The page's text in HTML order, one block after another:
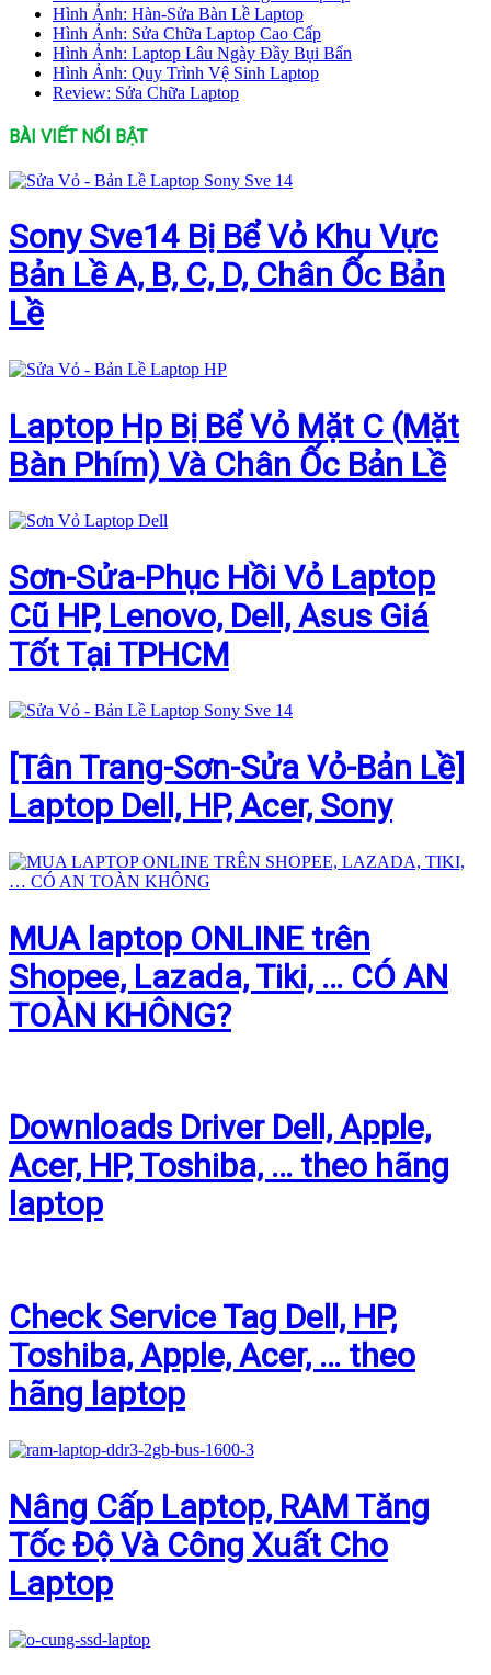
Hình Ảnh: Hàn-Sửa Bàn Lề Laptop
Hình Ảnh: Sửa Chữa Laptop Cao Cấp
Hình Ảnh: Laptop Lâu Ngày Đầy Bụi Bẩn
Hình Ảnh: Quy Trình Vệ Sinh Laptop
Review: Sửa Chữa Laptop
BÀI VIẾT NỔI BẬT
Sony Sve14 Bị Bể Vỏ Khu Vực
Bản Lề A, B, C, D, Chân Ốc Bản
Lề
Laptop Hp Bị Bể Vỏ Mặt C (Mặt
Bàn Phím) Và Chân Ốc Bản Lề
Sơn-Sửa-Phục Hồi Vỏ Laptop
Cũ HP, Lenovo, Dell, Asus Giá
Tốt Tại TPHCM
[Tân Trang-Sơn-Sửa Vỏ-Bản Lề]
Laptop Dell, HP, Acer, Sony
MUA laptop ONLINE trên
Shopee, Lazada, Tiki, … CÓ AN
TOÀN KHÔNG?
Downloads Driver Dell, Apple,
Acer, HP, Toshiba, … theo hãng
laptop
Check Service Tag Dell, HP,
Toshiba, Apple, Acer, … theo
hãng laptop
Nâng Cấp Laptop, RAM Tăng
Tốc Độ Và Công Xuất Cho
Laptop